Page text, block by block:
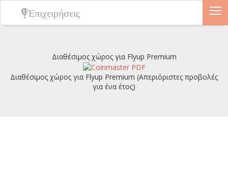
Διαθέσιμος χώρος για Flyup Premium
Διαθέσιμος χώρος για Flyup Premium (Απεριόριστες προβολές
για ένα έτος)
Επιχειρήσεις ≡